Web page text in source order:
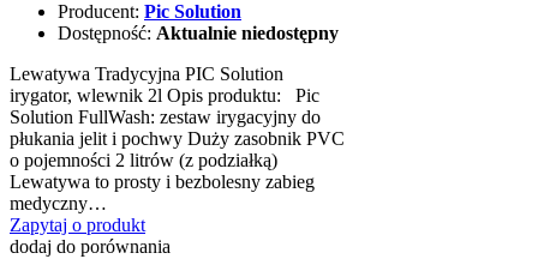
Producent: Pic Solution
Dostępność: Aktualnie niedostępny
Lewatywa Tradycyjna PIC Solution
irygator, wlewnik 2l Opis produktu: Pic
Solution FullWash: zestaw irygacyjny do
płukania jelit i pochwy Duży zasobnik PVC
o pojemności 2 litrów (z podziałką)
Lewatywa to prosty i bezbolesny zabieg
medyczny…
Zapytaj o produkt
dodaj do porównania